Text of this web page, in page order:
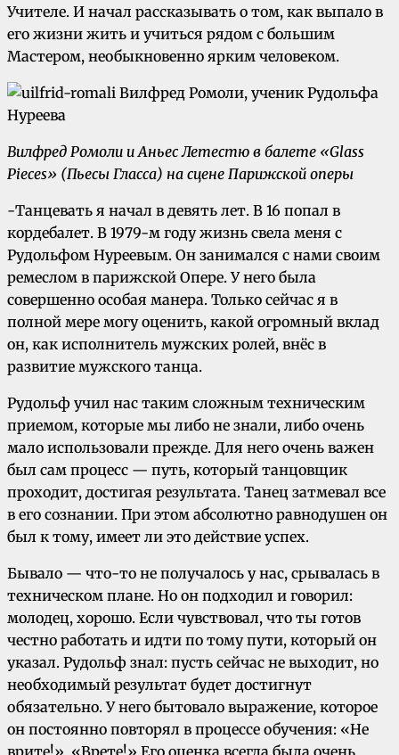
Учителе. И начал рассказывать о том, как выпало в
его жизни жить и учиться рядом с большим
Мастером, необыкновенно ярким человеком.
Вилфред Ромоли и Аньес Летестю в балете «Glass
Pieces» (Пьесы Гласса) на сцене Парижской оперы
-Танцевать я начал в девять лет. В 16 попал в
кордебалет. В 1979-м году жизнь свела меня с
Рудольфом Нуреевым. Он занимался с нами своим
ремеслом в парижской Опере. У него была
совершенно особая манера. Только сейчас я в
полной мере могу оценить, какой огромный вклад
он, как исполнитель мужских ролей, внёс в
развитие мужского танца.
Рудольф учил нас таким сложным техническим
приемом, которые мы либо не знали, либо очень
мало использовали прежде. Для него очень важен
был сам процесс — путь, который танцовщик
проходит, достигая результата. Танец затмевал все
в его сознании. При этом абсолютно равнодушен он
был к тому, имеет ли это действие успех.
Бывало — что-то не получалось у нас, срывалась в
техническом плане. Но он подходил и говорил:
молодец, хорошо. Если чувствовал, что ты готов
честно работать и идти по тому пути, который он
указал. Рудольф знал: пусть сейчас не выходит, но
необходимый результат будет достигнут
обязательно. У него бытовало выражение, которое
он постоянно повторял в процессе обучения: «Не
врите!», «Врете!» Его оценка всегда была очень